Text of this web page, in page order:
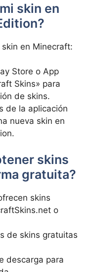
‌skin en
en Minecraft:⁢
Store o App
Skins» para
de skins.
de la ⁢aplicación⁢
nueva skin en
skins
gratuita?
‍skins
o
de⁤ skins gratuitas
descarga para​